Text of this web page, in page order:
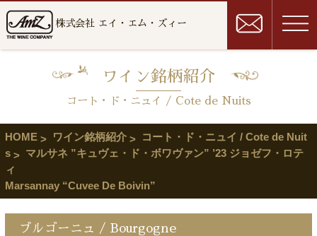
株式会社 エイ・エム・ズィー
ワイン銘柄紹介
コート・ド・ニュイ / Cote de Nuits
HOME ワイン銘柄紹介
コート・ド・ニュイ / Cote de Nuit
s
マルサネ ”キュヴェ・ド・ボワヴァン” ’23 ジョゼフ・ロテ
ィ
Marsannay “Cuvee De Boivin”
ブルゴーニュ / Bourgogne